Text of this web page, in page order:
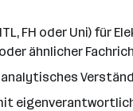
FH oder Uni) für
ähnlicher
analytisches